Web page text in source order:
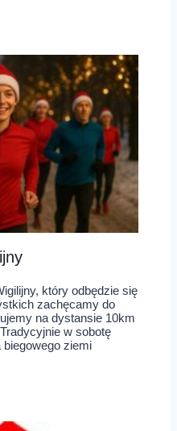
który odbędzie się
zachęcamy do
na dystansie 10km
w sobotę
ziemi